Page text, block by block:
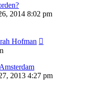
2014 8:02 pm
Hofman
2013 4:27 pm